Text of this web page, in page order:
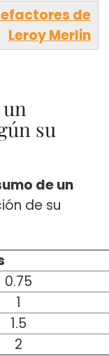
de
Leroy Merlin
su
de un
de su
0.75
1
1.5
2